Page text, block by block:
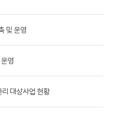
및 운영
영
대상사업 현황